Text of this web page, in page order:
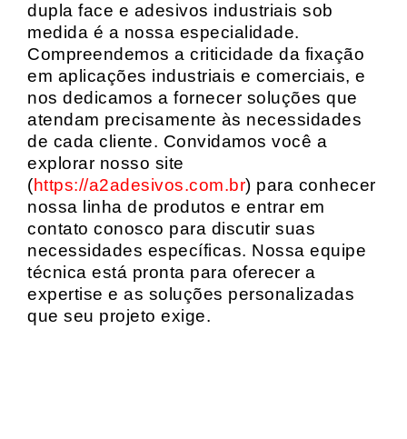
dupla face e adesivos industriais sob
medida é a nossa especialidade.
Compreendemos a criticidade da fixação
em aplicações industriais e comerciais, e
nos dedicamos a fornecer soluções que
atendam precisamente às necessidades
de cada cliente. Convidamos você a
explorar nosso site
(https://a2adesivos.com.br) para conhecer
nossa linha de produtos e entrar em
contato conosco para discutir suas
necessidades específicas. Nossa equipe
técnica está pronta para oferecer a
expertise e as soluções personalizadas
que seu projeto exige.